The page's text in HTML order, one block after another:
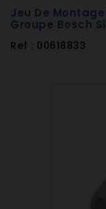
Jeu De
Groupe Bosch
Ref : 00618833